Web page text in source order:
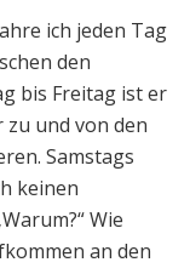
ich jeden Tag
den
bis Freitag ist er
und von den
Samstags
keinen
Wie
an den